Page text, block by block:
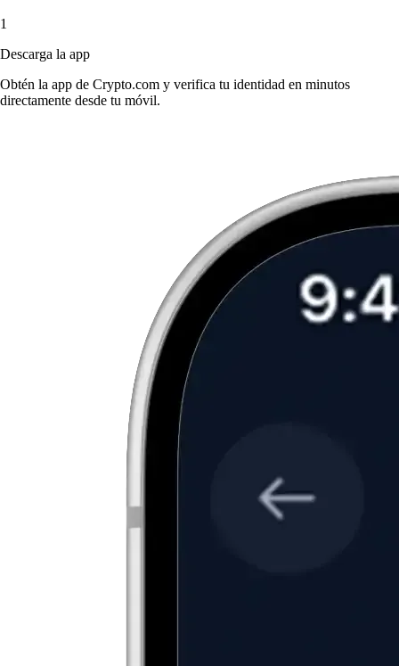
1
Descarga la app
Obtén la app de Crypto.com y verifica tu identidad en minutos
directamente desde tu móvil.